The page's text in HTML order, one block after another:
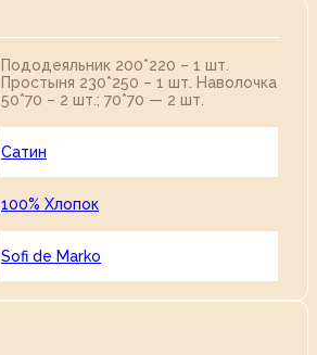
Пододеяльник 200*220 – 1 шт.
Простыня 230*250 – 1 шт. Наволочка
50*70 – 2 шт.; 70*70 — 2 шт.
Сатин
100% Хлопок
Sofi de Marko